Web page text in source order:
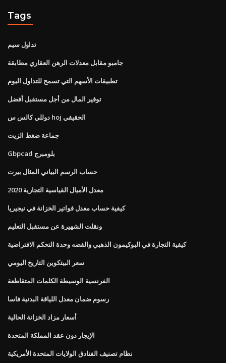
Tags
تداول سيم
جامبو مقابل معدلات الرهن العقاري مطابقة
تطبيقات الأسهم التي تسمح للتداول اليوم
توفير المال من أجل مستقبل أفضل
دوللي كالس س hoj الحقيقي
جماعة ضغط الزيت
Gbpcad بلومبرج
حساب الرسم البياني المثال بيرت
معدل الأميال القياسية التجارية 2020
كيفية حساب معدل فواتير الخزانة في نيجيريا
ونقلت الشهيرة عن مستقبل التعليم
كيفية التجارة في البوكيمون الذهبي والفضه وحدة التحكم الافتراضية
سعر البيتكوين التاريخ اليومي
الفرنسية الوسيطة الكلمات المتقاطعة
رسوم ضمان معدل اللياقة البدنية فاسا
أسعار مزاد الخزانة الحالية
الإيجار دون عقد المملكة المتحدة
نظام تصنيف الفنادق الولايات المتحدة الأمريكية